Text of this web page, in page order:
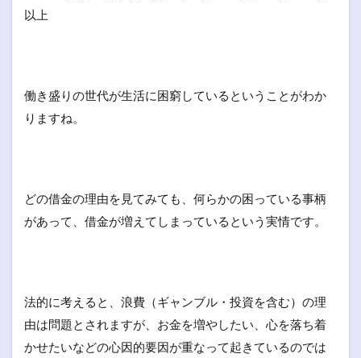
以上
働き盛りの世代が生活に困窮しているということがわか
りますね。
どの借金の理由を見てみても、何らかの困っている事柄
があって、借金が増えてしまっているという実情です。
法的に考えると、浪費（ギャンブル・投資を含む）の理
由は問題とされますが、お金を増やしたい、心を落ち着
かせたいなどの心因的要因が重なって起きているのでは